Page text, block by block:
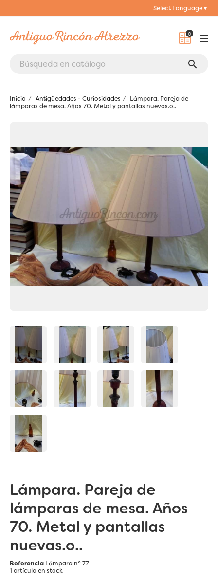
Select Language▼
0
search
Inicio Antigüedades - Curiosidades
Lámpara. Pareja de
lámparas de mesa. Años 70. Metal y pantallas nuevas.o..
Lámpara. Pareja de
lámparas de mesa. Años
70. Metal y pantallas
nuevas.o..
Referencia Lámpara nº 77
1 artículo en stock